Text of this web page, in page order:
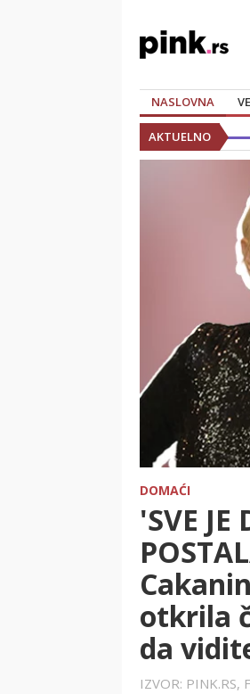
NASLOVNA
AKTUELNO
DOMAĆI
'SVE JE
otkrila
da
IZVOR: PINK.RS,